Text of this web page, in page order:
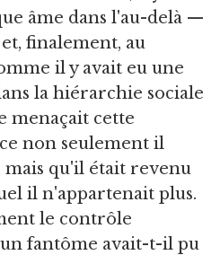
âme dans l'au-delà —
finalement, au
il y avait eu une
la hiérarchie sociale
menaçait cette
non seulement il
mais qu'il était revenu
il n'appartenait plus.
le contrôle
fantôme avait-t-il pu